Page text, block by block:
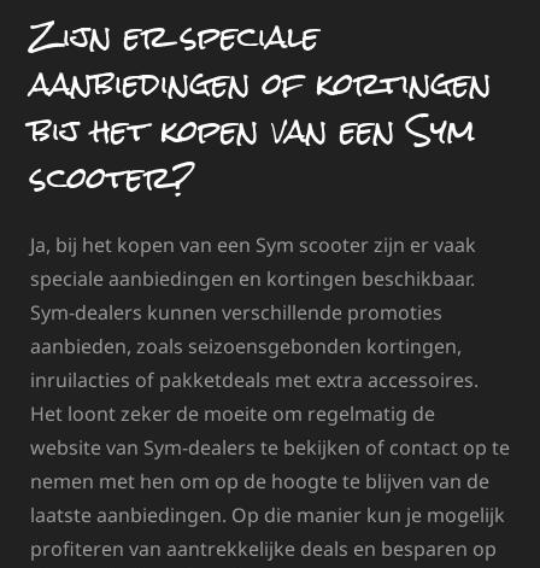
Zijn er speciale
aanbiedingen of kortingen
bij het kopen van een Sym
scooter?
Ja, bij het kopen van een Sym scooter zijn er vaak
speciale aanbiedingen en kortingen beschikbaar.
Sym-dealers kunnen verschillende promoties
aanbieden, zoals seizoensgebonden kortingen,
inruilacties of pakketdeals met extra accessoires.
Het loont zeker de moeite om regelmatig de
website van Sym-dealers te bekijken of contact op te
nemen met hen om op de hoogte te blijven van de
laatste aanbiedingen. Op die manier kun je mogelijk
profiteren van aantrekkelijke deals en besparen op